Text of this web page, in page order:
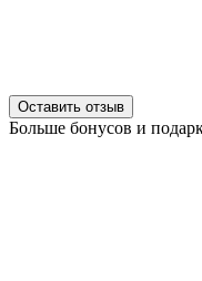
Оставить отзыв
Больше бонусов и